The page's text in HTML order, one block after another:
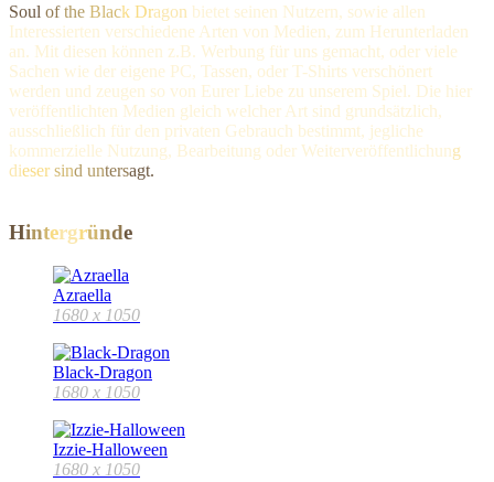
Soul ofthe Black Dragon bietet seinen Nutzern, sowie allen
Interessierten verschiedene Arten von Medien, zum Herunterladen
an. Mit diesen können z.B. Werbung für uns gemacht, oder viele
Sachen wie der eigene PC, Tassen, oder T-Shirts verschönert
werden und zeugen so von Eurer Liebe zu unserem Spiel. Die hier
veröffentlichten Medien gleich welcher Art sind grundsätzlich,
ausschließlich für den privaten Gebrauch bestimmt, jegliche
kommerzielle Nutzung, Bearbeitung oder Weiterveröffentlichung
dieser sind untersagt.
Hintergründe
Azraella
1680 x 1050
Black-Dragon
1680 x 1050
Izzie-Halloween
1680 x 1050